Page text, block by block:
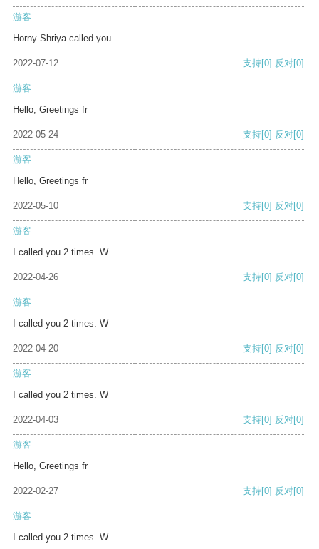
游客
Horny Shriya called you
2022-07-12 支持[0] 反对[0]
游客
Hello, Greetings fr
2022-05-24 支持[0] 反对[0]
游客
Hello, Greetings fr
2022-05-10 支持[0] 反对[0]
游客
I called you 2 times. W
2022-04-26 支持[0] 反对[0]
游客
I called you 2 times. W
2022-04-20 支持[0] 反对[0]
游客
I called you 2 times. W
2022-04-03 支持[0] 反对[0]
游客
Hello, Greetings fr
2022-02-27 支持[0] 反对[0]
游客
I called you 2 times. W